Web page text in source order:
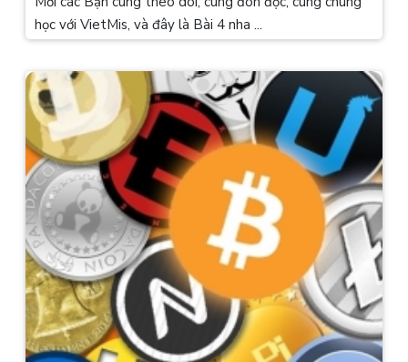
học với VietMis, và đây là Bài 4 nha ...